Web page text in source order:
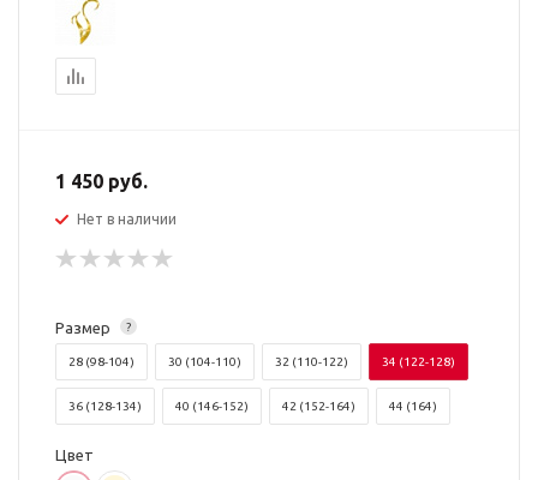
1 450 руб.
Нет в наличии
?
Размер
28 (98-104) 30 (104-110) 32 (110-122) 34 (122-128)
36 (128-134) 40 (146-152) 42 (152-164) 44 (164)
Цвет